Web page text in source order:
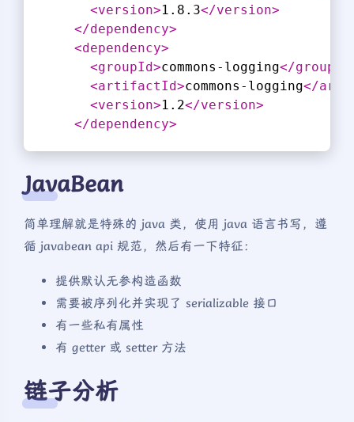
<version>1.8.3</version>
</dependency>
<dependency>
<groupId>commons-logging</groupId
<artifactId>commons-logging</
<version>1.2</version>
</dependency>
JavaBean
简单理解就是特殊的 java 类，使用 java 语言书写，遵
循 javabean api 规范，然后有一下特征：
提供默认无参构造函数
需要被序列化并实现了 serializable 接口
有一些私有属性
有 getter 或 setter 方法
链子分析